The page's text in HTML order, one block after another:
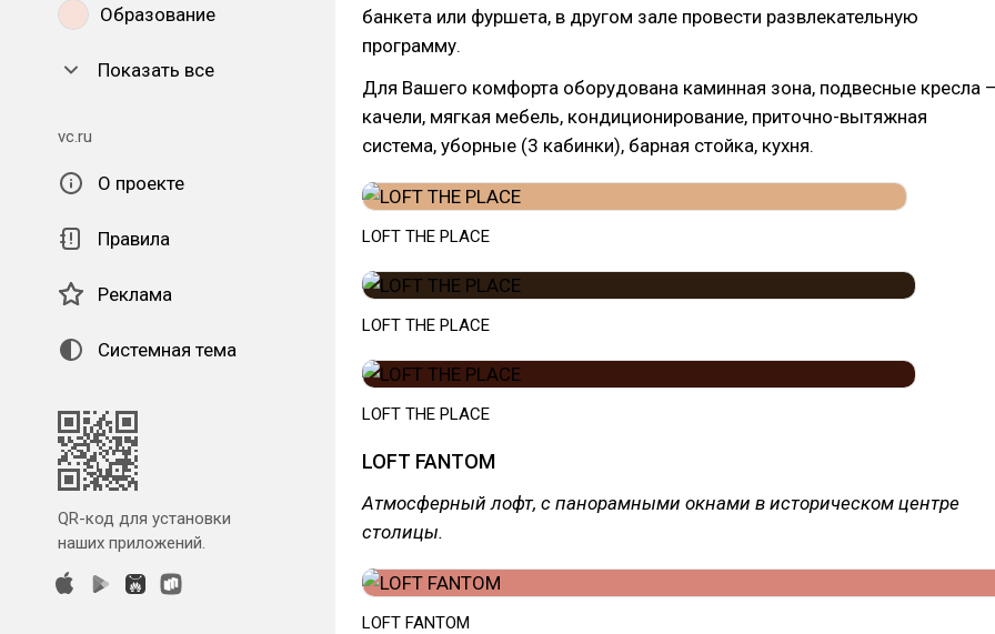
Образование
Показать все
vc.ru
О проекте
Правила
Реклама
Системная тема
QR-код для установки
наших приложений.
банкета или фуршета, в другом зале провести развлекательную
программу.
Для Вашего комфорта оборудована каминная зона, подвесные кресла
качели, мягкая мебель, кондиционирование, приточно-вытяжная
система, уборные (3 кабинки), барная стойка, кухня.
LOFT THE PLACE
LOFT THE PLACE
LOFT THE PLACE
LOFT FANTOM
Атмосферный лофт, с панорамными окнами в историческом центре
столицы.
LOFT FANTOM